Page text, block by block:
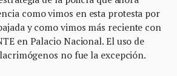
como vimos en esta protesta por
y como vimos más reciente con
en Palacio Nacional. El uso de
no fue la excepción.